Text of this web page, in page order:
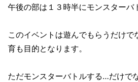
午後の部は１３時半にモンスターバ
このイベントは遊んでもらうだけで
育も目的となります。
ただモンスターバトルする…だけで